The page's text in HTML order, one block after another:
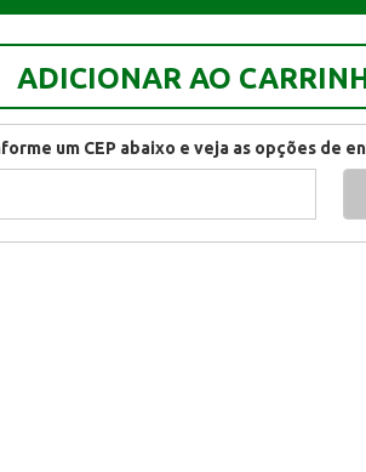
ADICIONAR AO
um CEP abaixo e veja as opções de